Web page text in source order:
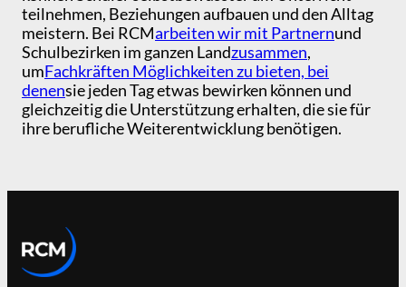
teilnehmen, Beziehungen aufbauen und den Alltag
meistern. Bei RCMarbeiten wir mit Partnernund
Schulbezirken im ganzen Landzusammen,
umFachkräften Möglichkeiten zu bieten, bei
denensie jeden Tag etwas bewirken können und
gleichzeitig die Unterstützung erhalten, die sie für
ihre berufliche Weiterentwicklung benötigen.